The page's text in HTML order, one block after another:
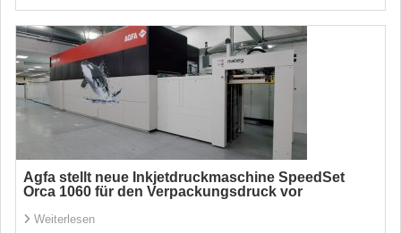
Agfa stellt neue Inkjetdruckmaschine SpeedSet
Orca 1060 für den Verpackungsdruck vor
Weiterlesen